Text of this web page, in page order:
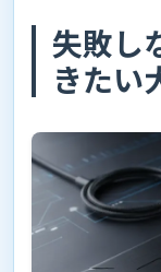
失敗し
きたい